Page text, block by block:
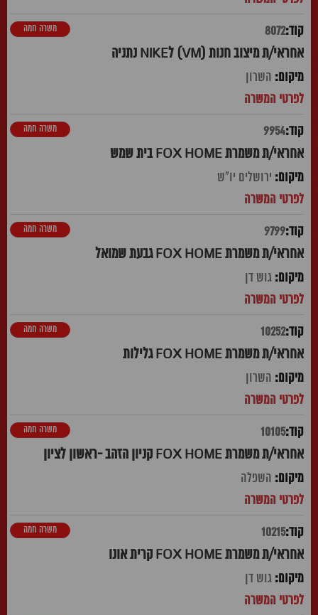
8072
אחראי/ת מיצוב חנות (VM) לNIKE נתניה
משרה חמה
השרון
9954
אחראי/ת משמרת FOX HOME בית שמש
משרה חמה
ירושלים יו"ש
9799
אחראי/ת משמרת FOX HOME גבעת שמואל
משרה חמה
גוש דן
10252
אחראי/ת משמרת FOX HOME גלילות
משרה חמה
השרון
10105
אחראי/ת משמרת FOX HOME קניון הזהב -ראשון לציון
משרה חמה
השפלה
10215
אחראי/ת משמרת FOX HOME קרית אונו
משרה חמה
גוש דן